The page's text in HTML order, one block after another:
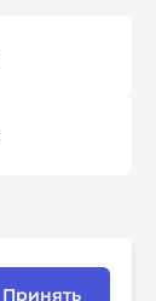
Принять